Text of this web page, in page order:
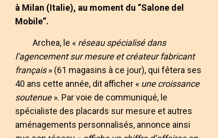
à Milan (Italie), au moment du “Salone del
Mobile”.
Archea, le « réseau spécialisé dans
l’agencement sur mesure et créateur fabricant
français» (61 magasins à ce jour), qui fêtera ses
40 ans cette année, dit afficher « une croissance
soutenue». Par voie de communiqué, le
spécialiste des placards sur mesure et autres
aménagements personnalisés, annonce ainsi